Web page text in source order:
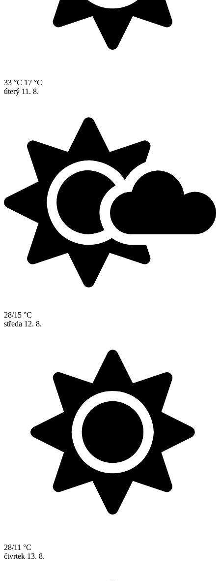
33 °C 17 °C
úterý 11. 8.
28/15 °C
středa 12. 8.
28/11 °C
čtvrtek 13. 8.